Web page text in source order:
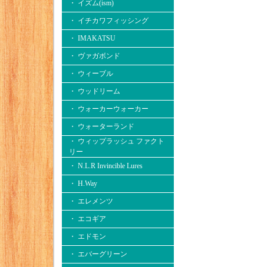
・ イズム(ism)
・ イチカワフィッシング
・ IMAKATSU
・ ヴァガボンド
・ ウィーブル
・ ウッドリーム
・ ウォーカーウォーカー
・ ウォーターランド
・ ウィップラッシュ ファクト
リー
・ N.L.R Invincible Lures
・ H.Way
・ エレメンツ
・ エコギア
・ エドモン
・ エバーグリーン